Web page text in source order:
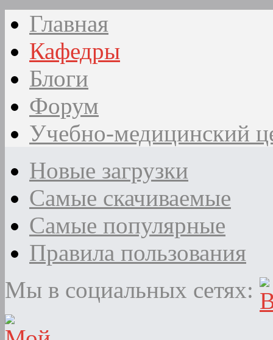
Главная
Кафедры
Блоги
Форум
Учебно-медицинский
Новые загрузки
Самые скачиваемые
Самые популярные
Правила пользования
Мы в социальных сетях: